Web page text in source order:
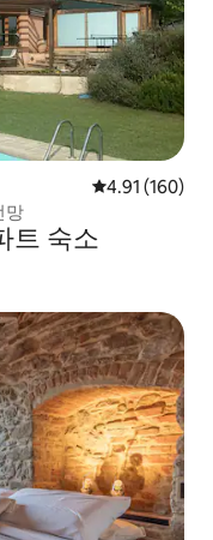
평점 4.91점(5
4.91 (160)
망
트 숙소